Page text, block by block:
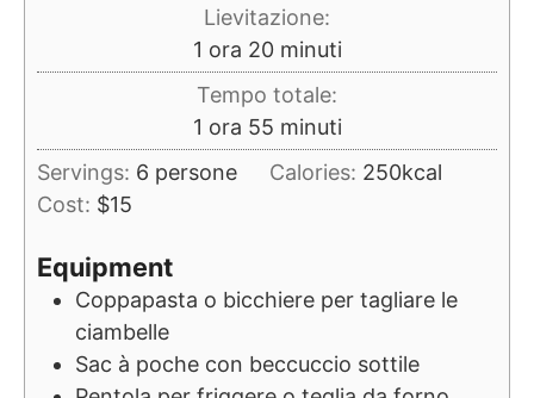
Lievitazione:
1 ora
ora 20minuti
minuti
Tempo totale:
1 ora
ora 55minuti
minuti
Servings: 6 persone Calories: 250kcal
Cost: $15
Equipment
Coppapasta o bicchiere per tagliare le
ciambelle
Sac à poche con beccuccio sottile